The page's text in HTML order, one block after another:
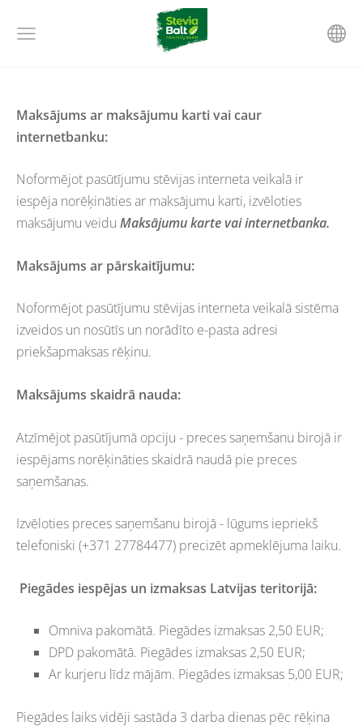
Maksājums ar maksājumu karti vai caur
internetbanku:
Noformējot pasūtījumu stēvijas interneta veikalā ir
iespēja norēķināties ar maksājumu karti, izvēloties
maksājumu veidu Maksājumu karte vai internetbanka.
Maksājums ar pārskaitījumu:
Noformējot pasūtījumu stēvijas interneta veikalā sistēma
izveidos un nosūtīs un norādīto e-pasta adresi
priekšapmaksas rēķinu.
Maksājums skaidrā nauda:
Atzīmējot pasūtījumā opciju - preces saņemšanu birojā ir
iespējams norēķināties skaidrā naudā pie preces
saņemšanas.
Izvēloties preces saņemšanu birojā - lūgums iepriekš
telefoniski (+371 27784477) precizēt apmeklējuma laiku.
Piegādes iespējas un izmaksas Latvijas teritorijā:
Omniva pakomātā. Piegādes izmaksas 2,50 EUR;
DPD pakomātā. Piegādes izmaksas 2,50 EUR;
Ar kurjeru līdz mājām. Piegādes izmaksas 5,00 EUR;
Piegādes laiks vidēji sastāda 3 darba dienas pēc rēķina